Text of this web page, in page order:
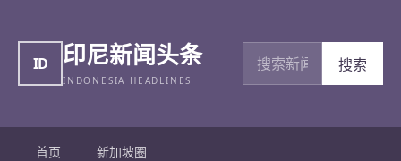
ID 印尼新闻头条
INDONESIA HEADLINES
搜索新闻
搜索
首页 新加坡圈